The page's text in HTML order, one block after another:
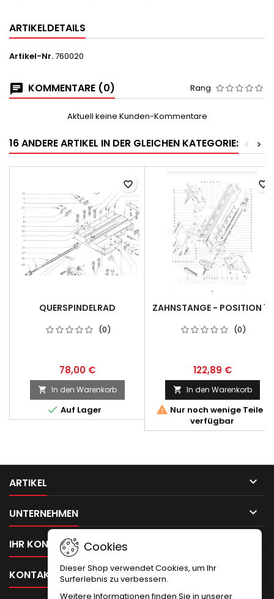
ARTIKELDETAILS
Artikel-Nr.760020
KOMMENTARE (0) Rang
Aktuell keine Kunden-Kommentare
16 ANDERE ARTIKEL IN DER GLEICHEN KATEGORIE: >
<
QUERSPINDELRAD
(0)
78,00 €
 In den Warenkorb
 Auf Lager
favorite_border
ZAHNSTANGE - POSITION 18
(0)
122,89 €
 In den Warenkorb
 Nur noch wenige Teile
verfügbar
favorite_border
ARTIKEL 
UNTERNEHMEN 
IHR KONTO
KONTAKT
Cookies
Dieser Shop verwendet Cookies, um Ihr
Surferlebnis zu verbessern.
Weitere Informationen finden Sie in unserer